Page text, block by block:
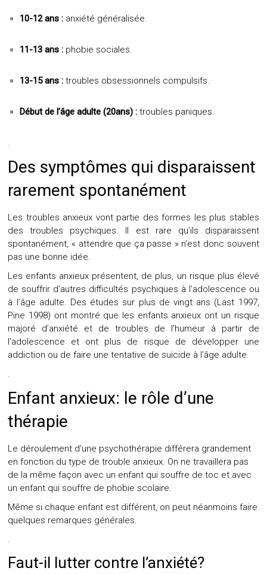
10-12 ans : anxiété généralisée.
11-13 ans : phobie sociales.
13-15 ans : troubles obsessionnels compulsifs.
Début de l’âge adulte (20ans) : troubles paniques.
.
Des symptômes qui disparaissent
rarement spontanément
Les troubles anxieux vont partie des formes les plus stables
des troubles psychiques. Il est rare qu’ils disparaissent
spontanément, « attendre que ça passe » n’est donc souvent
pas une bonne idée.
Les enfants anxieux présentent, de plus, un risque plus élevé
de souffrir d’autres difficultés psychiques à l’adolescence ou
à l’âge adulte. Des études sur plus de vingt ans (Last 1997,
Pine 1998) ont montré que les enfants anxieux ont un risque
majoré d’anxiété et de troubles de l’humeur à partir de
l’adolescence et ont plus de risque de développer une
addiction ou de faire une tentative de suicide à l’âge adulte.
.
Enfant anxieux: le rôle d’une
thérapie
Le déroulement d’une psychothérapie différera grandement
en fonction du type de trouble anxieux. On ne travaillera pas
de la même façon avec un enfant qui souffre de toc et avec
un enfant qui souffre de phobie scolaire.
Même si chaque enfant est différent, on peut néanmoins faire
quelques remarques générales.
.
Faut-il lutter contre l’anxiété?